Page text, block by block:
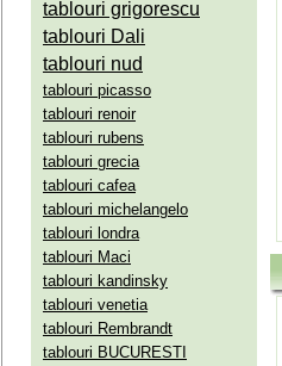
tablouri grigorescu
tablouri Dali
tablouri nud
tablouri picasso
tablouri renoir
tablouri rubens
tablouri grecia
tablouri cafea
tablouri michelangelo
tablouri londra
tablouri Maci
tablouri kandinsky
tablouri venetia
tablouri Rembrandt
tablouri BUCURESTI